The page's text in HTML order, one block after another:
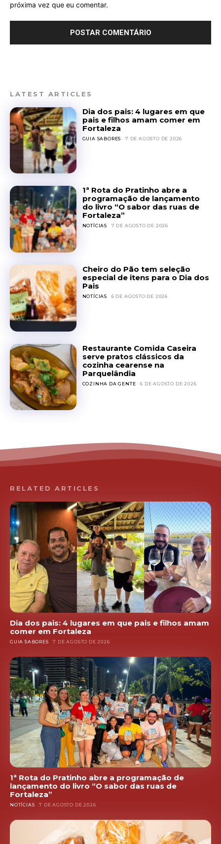
próxima vez que eu comentar.
LATEST ARTICLES
Dia dos pais: 4 lugares em que
pais e filhos amam comer em
Fortaleza
GUIA SABORES 7 DE AGOSTO DE 2026
1ª Rota do Pratinho abre a
programação de lançamento
do livro “O sabor das ruas de
Fortaleza”
NOTÍCIAS 7 DE AGOSTO DE 2026
Cheiro do Pão tem seleção
especial de itens para o Dia dos
Pais
NOTÍCIAS 6 DE AGOSTO DE 2026
Restaurante Comida Caseira
serve pratos clássicos da
cozinha cearense na
Parquelândia
COZINHA DA GENTE 6 DE AGOSTO DE 2026
RELATED ARTICLES
Dia dos pais: 4 lugares em que pais e filhos amam
comer em Fortaleza
GUIA SABORES 7 DE AGOSTO DE 2026
1ª Rota do Pratinho abre a programação de
lançamento do livro “O sabor das ruas de
Fortaleza”
NOTÍCIAS 7 DE AGOSTO DE 2026